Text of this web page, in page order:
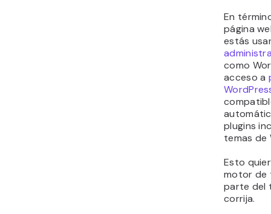
En
página
estás
como
acceso a
plugins
temas de
Esto
motor de
parte del
corrija.